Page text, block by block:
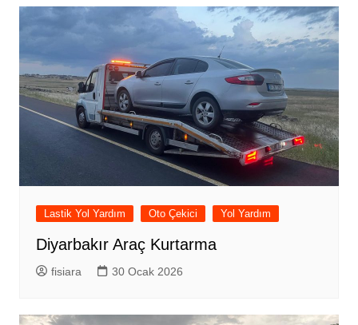
Lastik Yol Yardım Oto Çekici Yol Yardım
Diyarbakır Araç Kurtarma
fisiara 30 Ocak 2026